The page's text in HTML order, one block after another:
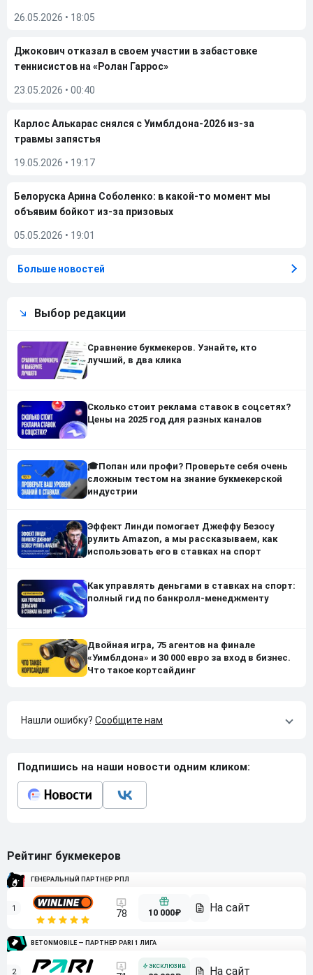
26.05.2026 • 18:05
Джокович отказал в своем участии в забастовке
теннисистов на «Ролан Гаррос»
23.05.2026 • 00:40
Карлос Алькарас снялся с Уимблдона-2026 из-за
травмы запястья
19.05.2026 • 19:17
Белоруска Арина Соболенко: в какой-то момент мы
объявим бойкот из-за призовых
05.05.2026 • 19:01
Больше новостей
Выбор редакции
Сравнение букмекеров. Узнайте, кто
лучший, в два клика
Сколько стоит реклама ставок в соцсетях?
Цены на 2025 год для разных каналов
🎓Попан или профи? Проверьте себя очень
сложным тестом на знание букмекерской
индустрии
Эффект Линди помогает Джеффу Безосу
рулить Amazon, а мы рассказываем, как
использовать его в ставках на спорт
Как управлять деньгами в ставках на спорт:
полный гид по банкролл-менеджменту
Двойная игра, 75 агентов на финале
«Уимблдона» и 30 000 евро за вход в бизнес.
Что такое кортсайдинг
Нашли ошибку? Сообщите нам
Подпишись на наши новости одним кликом:
Рейтинг букмекеров
ГЕНЕРАЛЬНЫЙ ПАРТНЕР РПЛ
1 78 10 000₽
BETONMOBILE — ПАРТНЕР PARI 1 ЛИГА
2